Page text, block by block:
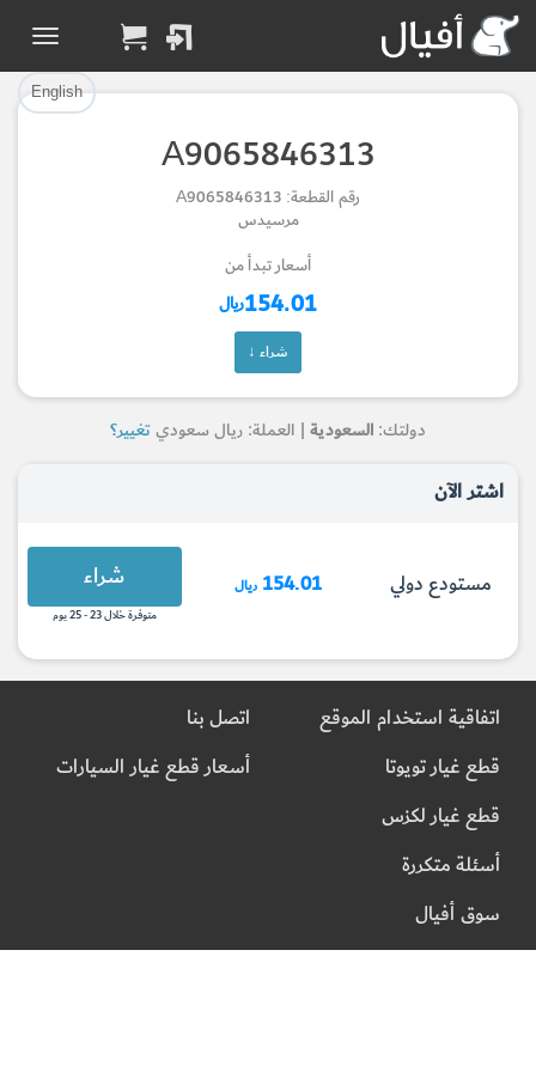
English
A9065846313
رقم القطعة: A9065846313
مرسيدس
أسعار تبدأ من
154.01ريال
شراء ↓
دولتك: السعودية | العملة: ريال سعوديتغيير؟
اشتر الآن
مستودع دولي 154.01 ريال شراء
متوفرة خلال 23 - 25 يوم
تم إضافة القطعة بنجاح.
الرجوع لصفحة البحث
Part Successfully
Selected
Return to Search Page
تم إضافة القطعة للسلة بنجاح.
إتمام عملية الشراء
Part Added to Cart
Checkout
اتفاقية استخدام الموقع
قطع غيار تويوتا
قطع غيار لكزس
أسئلة متكررة
سوق أفيال
اتصل بنا
أسعار قطع غيار السيارات